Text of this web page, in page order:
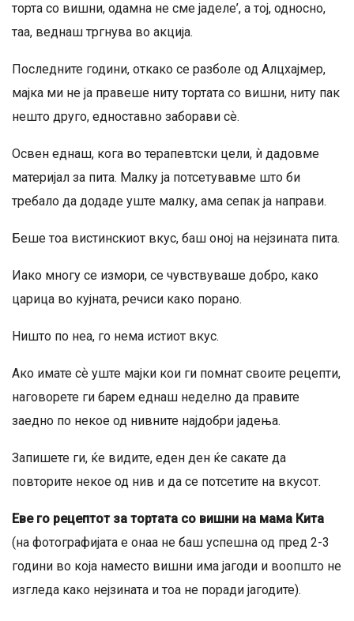
торта со вишни, одамна не сме јаделе’, а тој, односно,
таа, веднаш тргнува во акција.
Последните години, откако се разболе од Алцхајмер,
мајка ми не ја правеше ниту тортата со вишни, ниту пак
нешто друго, едноставно заборави сѐ.
Освен еднаш, кога во терапевтски цели, ѝ дадовме
материјал за пита. Малку ја потсетувавме што би
требало да додаде уште малку, ама сепак ја направи.
Беше тоа вистинскиот вкус, баш оној на нејзината пита.
Иако многу се измори, се чувствуваше добро, како
царица во кујната, речиси како порано.
Ништо по неа, го нема истиот вкус.
Ако имате сѐ уште мајки кои ги помнат своите рецепти,
наговорете ги барем еднаш неделно да правите
заедно по некое од нивните најдобри јадења.
Запишете ги, ќе видите, еден ден ќе сакате да
повторите некое од нив и да се потсетите на вкусот.
Еве го рецептот за тортата со вишни на мама Кита
(на фотографијата е онаа не баш успешна од пред 2-3
години во која наместо вишни има јагоди и воопшто не
изгледа како нејзината и тоа не поради јагодите).